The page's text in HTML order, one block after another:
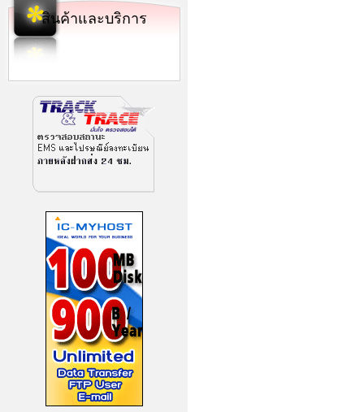
สินค้าและบริการ